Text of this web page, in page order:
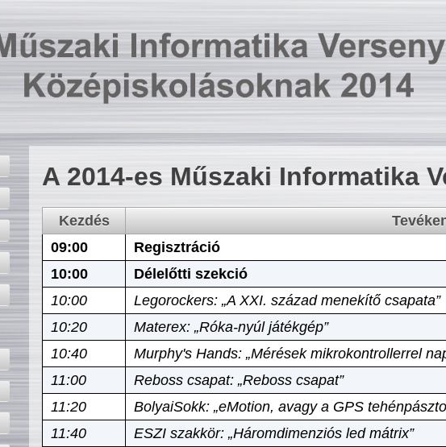
A 2014-es Műszaki Informatika
Kezdés
09:00
Regisztráció
10:00
Délelőtti szekció
10:00
Legorockers: „A XXI. század menekítő csapata”
10:20
Materex: „Róka-nyúl játékgép”
10:40
Murphy's Hands: „Mérések mikrokontrollerrel
11:00
Reboss csapat: „Reboss csapat”
11:20
BolyaiSokk: „eMotion, avagy a GPS
11:40
ESZI szakkör: „Háromdimenziós led mátrix”